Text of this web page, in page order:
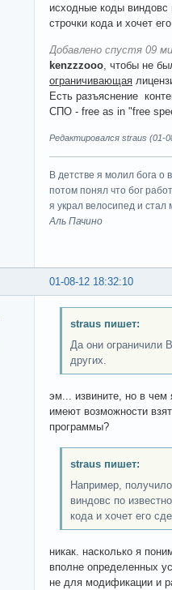
исходные коды виндовс
строчки кода и хочет
Добавлено спустя 09
kenzzzooo, чтобы не
ограничивающая
Есть разъяснение
СПО - free as in "free
Редактировался straus (01-
В детстве я молил бога о
потом понял что бог
я украл велосипед и стал
Аль Пачино
01-08-12 18:32:10
straus пишет:
Да они ограничили
других.
эм... извините, но в чем
имеют возможности
программы?
straus пишет:
Например,
виндовс по
кода и хочет его
никак. насколько я
вполне определенных
не для модификации и